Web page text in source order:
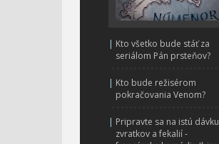
| Kto všetko bude stáť za
seriálom Pán prsteňov?
| Kto bude režisérom
pokračovania Venom?
| Pripravte sa na istú dávku
zvratkov a fekalií -